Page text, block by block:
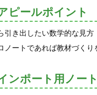
ピールポイント
引き出したい数学的な見
ノートであれば教材づく
ンポート用ノー